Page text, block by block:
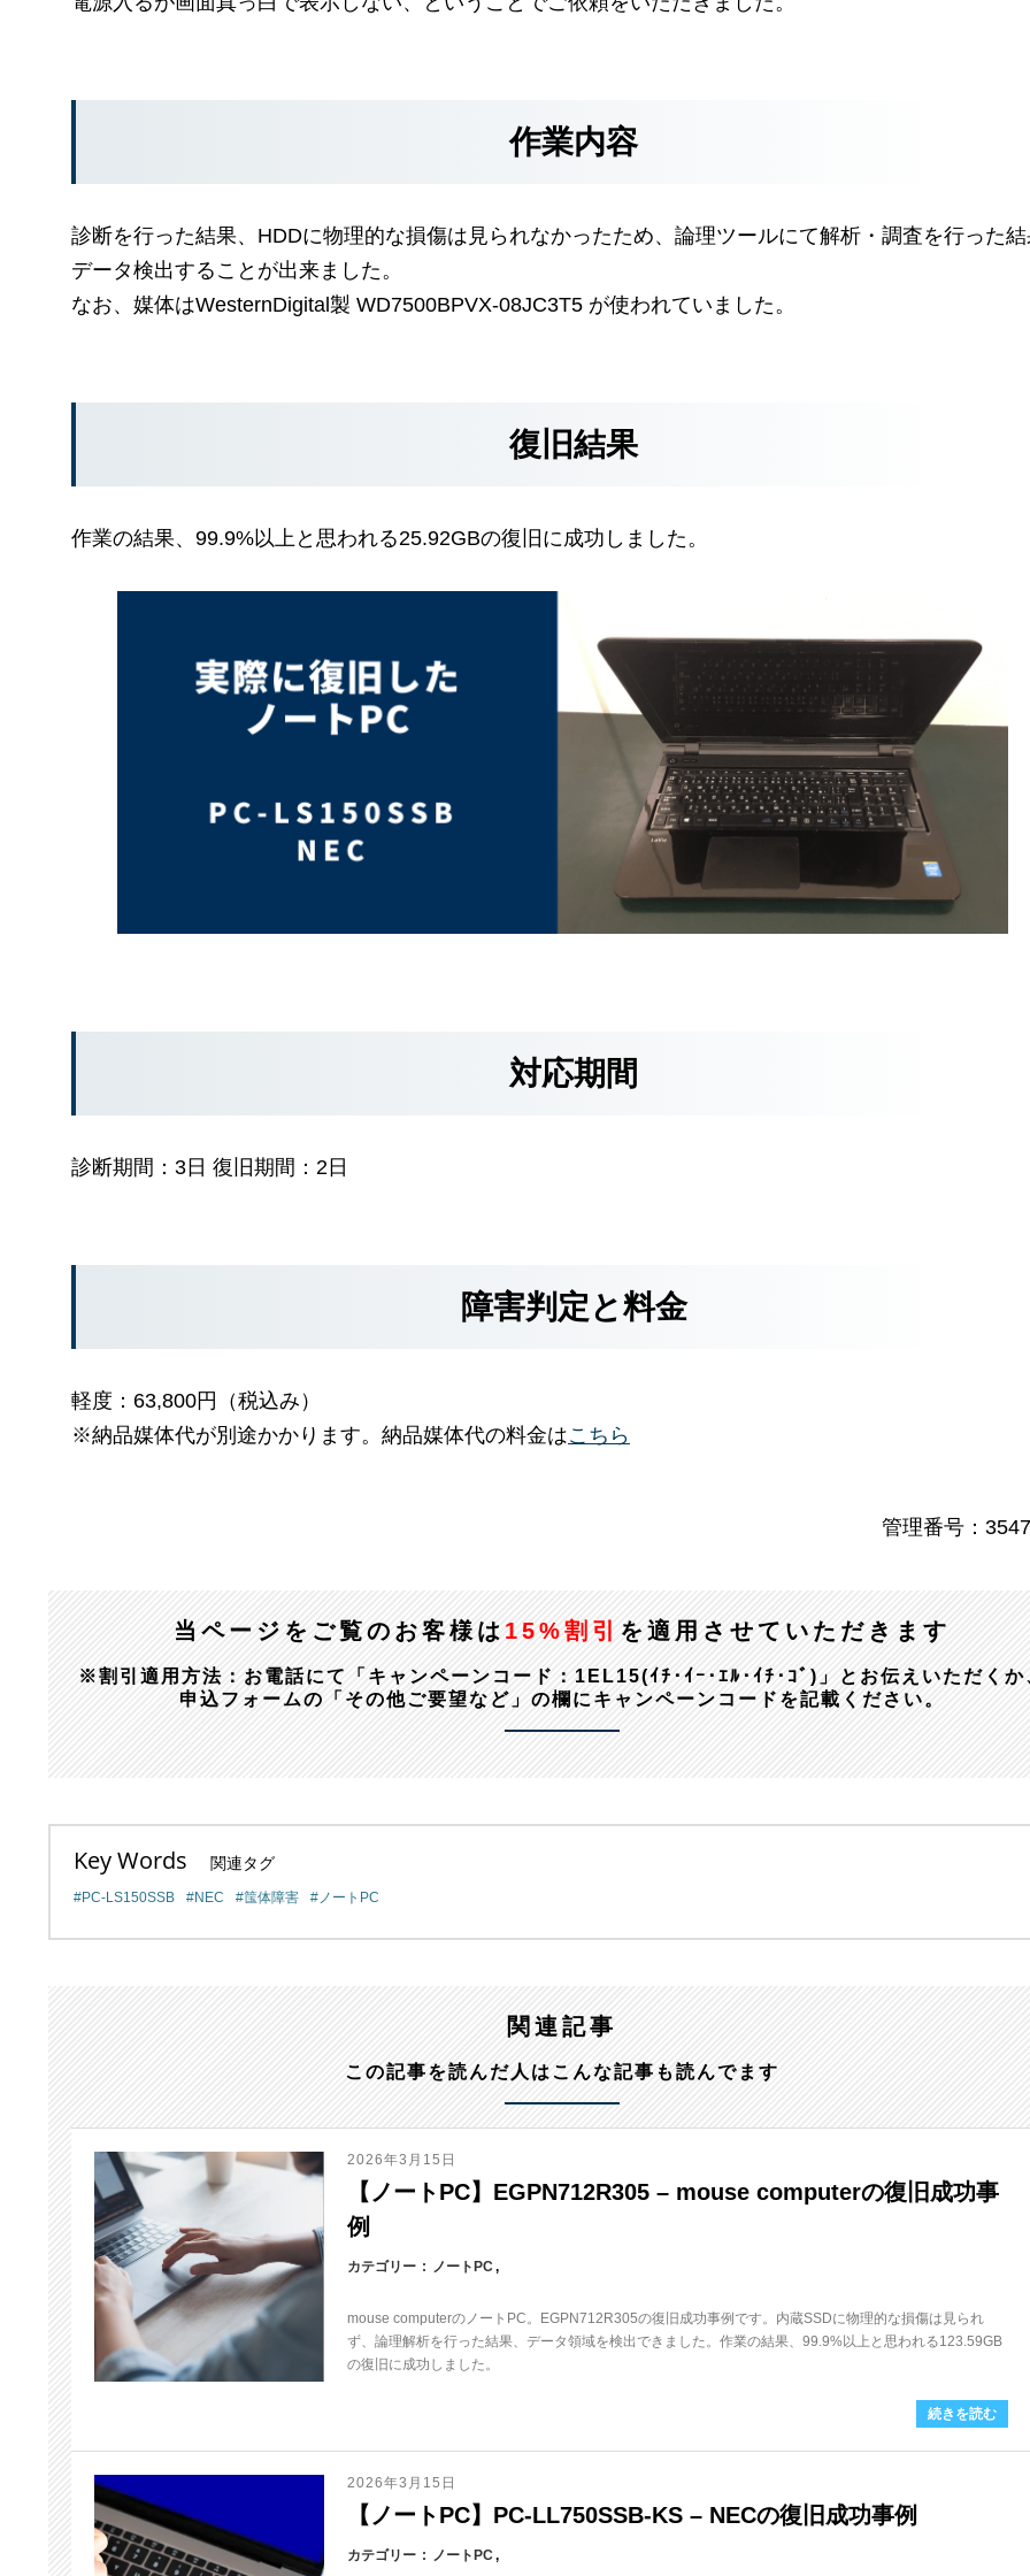
作業内容
診断を行った結果、HDDに物理的な損傷は見られなかったため、論理ツールにて解析・調査を行った
データ検出することが出来ました。
なお、媒体はWesternDigital製 WD7500BPVX-08JC3T5 が使われていました。
復旧結果
作業の結果、99.9%以上と思われる25.92GBの復旧に成功しました。
対応期間
診断期間：3日 復旧期間：2日
障害判定と料金
軽度：63,800円（税込み）
※納品媒体代が別途かかります。納品媒体代の料金はこちら
管理番号：
当ページをご覧のお客様は 15%割引 を適用させていただきます
※割引適用方法：お電話にて「キャンペーンコード：1EL15(ｲﾁ･ｲｰ･ｴﾙ･ｲﾁ･ｺﾞ)」とお伝えいただくか
申込フォームの「その他ご要望など」の欄にキャンペーンコードを記載ください。
Key Words 関連タグ
PC-LS150SSB NEC 筺体障害 ノートPC
関連記事
この記事を読んだ人はこんな記事も読んでます
2026年3月15日
【ノートPC】EGPN712R305 – mouse computerの復旧成功事
例
カテゴリー ノートPC
mouse computerのノートPC。EGPN712R305の復旧成功事例です。内蔵SSDに物理的な損傷は見られ
ず、論理解析を行った結果、データ領域を検出できました。作業の結果、99.9%以上と思われる123.59GB
の復旧に成功しました。
続きを読む
2026年3月15日
【ノートPC】PC-LL750SSB-KS – NECの復旧成功事例
カテゴリー ノートPC